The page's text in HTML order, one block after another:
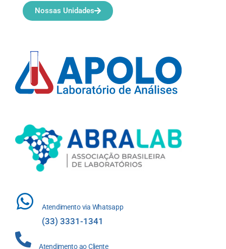
Atendimento via Whatsapp
(33) 3331-1341
Atendimento ao Cliente
Nossas Unidades